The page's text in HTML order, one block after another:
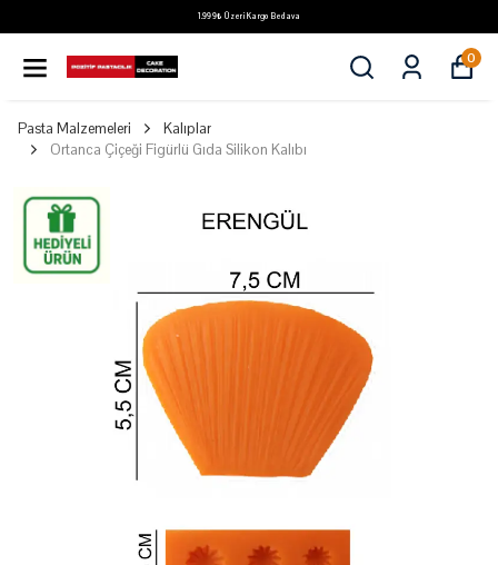
1.999₺ Üzeri Kargo Bedava
0
Pasta Malzemeleri
Kalıplar
Ortanca Çiçeği Figürlü Gıda Silikon Kalıbı